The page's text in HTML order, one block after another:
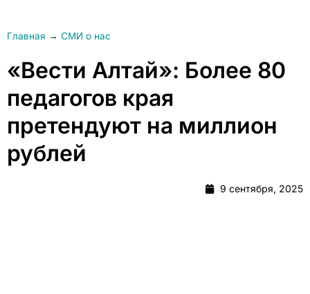
Главная → СМИ о нас
«Вести Алтай»: Более 80
педагогов края
претендуют на миллион
рублей
9 сентября, 2025